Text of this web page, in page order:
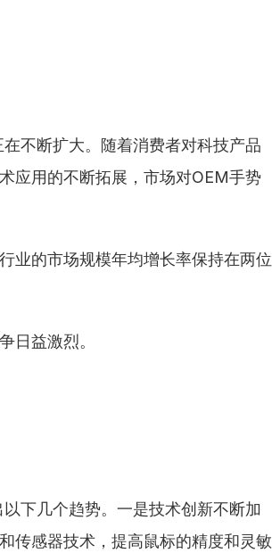
不断扩大。随着消费者对科技产品
应用的不断拓展，市场对OEM手势
业的市场规模年均增长率保持在两位
日益激烈。
下几个趋势。一是技术创新不断加
传感器技术，提高鼠标的精度和灵敏